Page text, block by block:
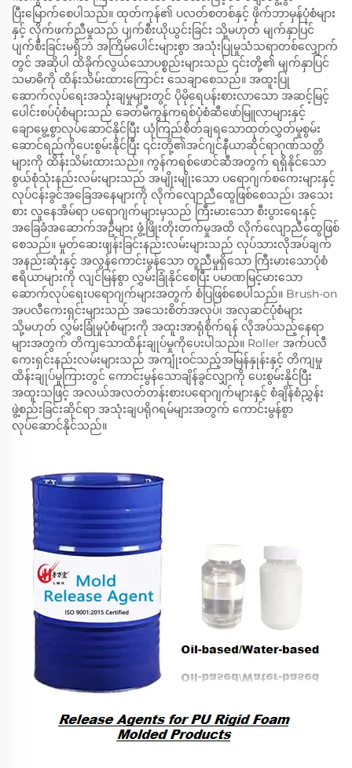
ပြီးမြောက်စေပါသည်။ ထုတ်ကုန်၏ ပလတ်စတစ်နှင့် ဖိုက်ဘာမှန်ပုံစံများ
နှင့် လိုက်ဖက်ညီမှုသည် ပျက်စီးယိုယွင်းခြင်း သို့မဟုတ် မျက်နှာပြင်
ပျက်စီးခြင်းမရှိဘဲ အကြိမ်ပေါင်းများစွာ အသုံးပြုမှုသံသရာတစ်လျှောက်
တွင် အဆိုပါ ထိခိုက်လွယ်သောပစ္စည်းများသည် ၎င်းတို့၏ မျက်နှာပြင်
သမာဓိကို ထိန်းသိမ်းထားကြောင်း သေချာစေသည်။ အထူးပြု
ဆောက်လုပ်ရေးအသုံးချမှုများတွင် ပိုမိုရေပန်းစားလာသော အဆင့်မြင့်
ပေါင်းစပ်ပုံစံများသည် ခေတ်မီကွန်ကရစ်ပုံစံဆီဖော်မြူလာများနှင့်
ချောမွေ့စွာလုပ်ဆောင်နိုင်ပြီး ယုံကြည်စိတ်ချရသောထုတ်လွှတ်မှုစွမ်း
ဆောင်ရည်ကိုပေးစွမ်းနိုင်ပြီး ၎င်းတို့၏အင်ဂျင်နီယာဆိုင်ရာဂုဏ်သတ္တိ
များကို ထိန်းသိမ်းထားသည်။ ကွန်ကရစ်ဖောင်ဆီအတွက် ရရှိနိုင်သော
စွယ်စုံသုံးနည်းလမ်းများသည် အမျိုးမျိုးသော ပရောဂျက်စကေးများနှင့်
လုပ်ငန်းခွင်အခြေအနေများကို လိုက်လျောညီထွေဖြစ်စေသည်၊ အသေး
စား လူနေအိမ်ရာ ပရောဂျက်များမှသည် ကြီးမားသော စီးပွားရေးနှင့်
အခြေခံအဆောက်အဦများ ဖွံ့ဖြိုးတိုးတက်မှုအထိ လိုက်လျောညီထွေဖြစ်
စေသည်။ မှုတ်ဆေးဖျန်းခြင်းနည်းလမ်းများသည် လုပ်သားလိုအပ်ချက်
အနည်းဆုံးနှင့် အလွန်ကောင်းမွန်သော တူညီမှုရှိသော ကြီးမားသောပုံစံ
ဧရိယာများကို လျင်မြန်စွာ လွှမ်းခြုံနိုင်စေပြီး ပမာဏမြင့်မားသော
ဆောက်လုပ်ရေးပရောဂျက်များအတွက် စံပြဖြစ်စေပါသည်။ Brush-on
အပလီကေးရှင်းများသည် အသေးစိတ်အလုပ်၊ အလှဆင်ပုံစံများ
သို့မဟုတ် လွှမ်းခြုံမှုပုံစံများကို အထူးအာရုံစိုက်ရန် လိုအပ်သည့်နေရာ
များအတွက် တိကျသောထိန်းချုပ်မှုကိုပေးပါသည်။ Roller အက်ပလီ
ကေးရှင်းနည်းလမ်းများသည် အကျုံးဝင်သည့်အမြန်နှုန်းနှင့် တိကျမှု
ထိန်းချုပ်မှုကြားတွင် ကောင်းမွန်သောချိန်ခွင်လျှာကို ပေးစွမ်းနိုင်ပြီး
အထူးသဖြင့် အလယ်အလတ်တန်းစားပရောဂျက်များနှင့် စံချိန်စံညွှန်း
ဖွဲ့စည်းခြင်းဆိုင်ရာ အသုံးချပရိုဂရမ်များအတွက် ကောင်းမွန်စွာ
လုပ်ဆောင်နိုင်သည်။